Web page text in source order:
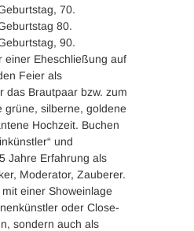
70.
80.
90.
einer Eheschließung auf
Feier als
das Brautpaar bzw. zum
grüne, silberne, goldene
Hochzeit. Buchen
und
Jahre Erfahrung als
Moderator, Zauberer.
einer Showeinlage
oder Close-
sondern auch als